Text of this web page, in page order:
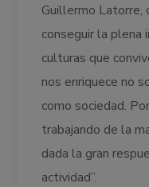
Guillermo Latorre,
conseguir la plena
culturas que
nos enriquece no
como sociedad.
trabajando de la
dada la gran
actividad”.